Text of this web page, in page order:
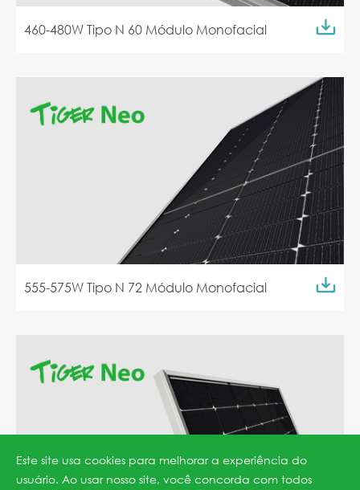
Este site usa cookies para melhorar a experiência do
usuário. Ao usar nosso site, você concorda com todos
460-480W Tipo N 60 Módulo Monofacial
555-575W Tipo N 72 Módulo Monofacial